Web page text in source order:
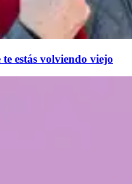
estás volviendo viejo